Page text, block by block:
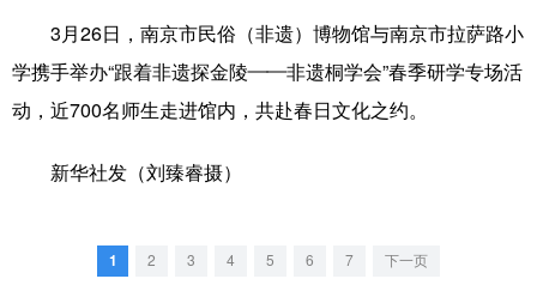
彩票 娱乐 时尚 悦读
3月26日，南京市民俗（非遗）博物馆与南京市拉萨路小
学携手举办“跟着非遗探金陵——非遗桐学会”春季研学专场活
动，近700名师生走进馆内，共赴春日文化之约。
新华社发（刘臻睿摄）
1 2 3 4 5 6 7 下一页